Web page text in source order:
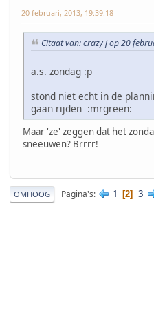
20 februari, 2013, 19:39:18
Citaat van: crazy j op 20
a.s. zondag :p
stond niet echt in de
gaan rijden :mrgreen:
Maar 'ze' zeggen dat het
sneeuwen? Brrrr!
OMHOOG Pagina's 1 2 3